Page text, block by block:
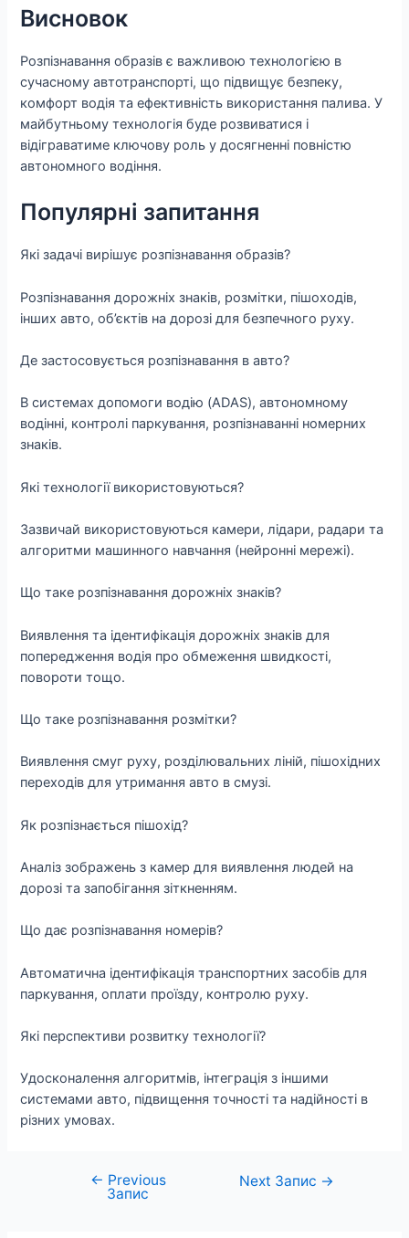
Висновок
Розпізнавання образів є важливою технологією в
сучасному автотранспорті, що підвищує безпеку,
комфорт водія та ефективність використання палива. У
майбутньому технологія буде розвиватися і
відіграватиме ключову роль у досягненні повністю
автономного водіння.
Популярні запитання
Які задачі вирішує розпізнавання образів?
Розпізнавання дорожніх знаків, розмітки, пішоходів,
інших авто, об’єктів на дорозі для безпечного руху.
Де застосовується розпізнавання в авто?
В системах допомоги водію (ADAS), автономному
водінні, контролі паркування, розпізнаванні номерних
знаків.
Які технології використовуються?
Зазвичай використовуються камери, лідари, радари та
алгоритми машинного навчання (нейронні мережі).
Що таке розпізнавання дорожніх знаків?
Виявлення та ідентифікація дорожніх знаків для
попередження водія про обмеження швидкості,
повороти тощо.
Що таке розпізнавання розмітки?
Виявлення смуг руху, розділювальних ліній, пішохідних
переходів для утримання авто в смузі.
Як розпізнається пішохід?
Аналіз зображень з камер для виявлення людей на
дорозі та запобігання зіткненням.
Що дає розпізнавання номерів?
Автоматична ідентифікація транспортних засобів для
паркування, оплати проїзду, контролю руху.
Які перспективи розвитку технології?
Удосконалення алгоритмів, інтеграція з іншими
системами авто, підвищення точності та надійності в
різних умовах.
Навігація
← Previous
Запис
Next Запис →